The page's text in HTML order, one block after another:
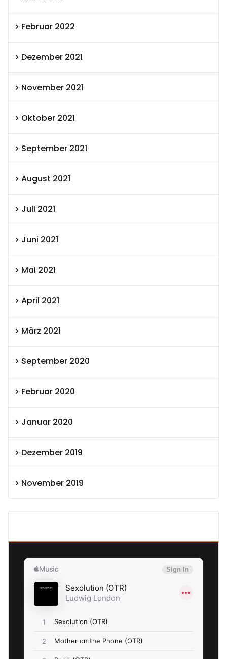
Februar 2022
Dezember 2021
November 2021
Oktober 2021
September 2021
August 2021
Juli 2021
Juni 2021
Mai 2021
April 2021
März 2021
September 2020
Februar 2020
Januar 2020
Dezember 2019
November 2019